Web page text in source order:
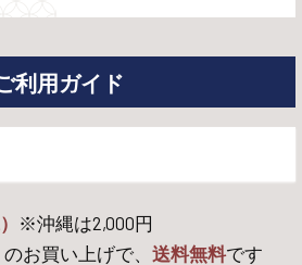
利用ガイド
※沖縄は2,000円
のお買い上げで、 送料無料です